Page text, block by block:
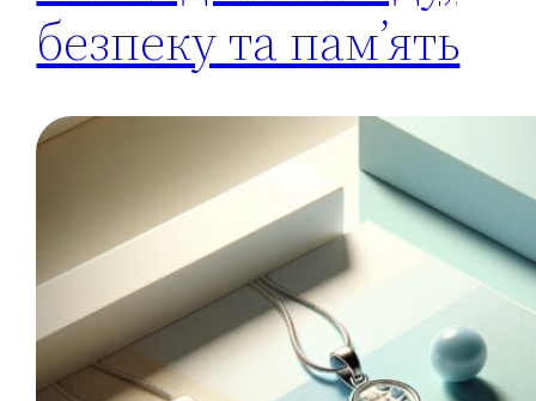
безпеку та пам’ять